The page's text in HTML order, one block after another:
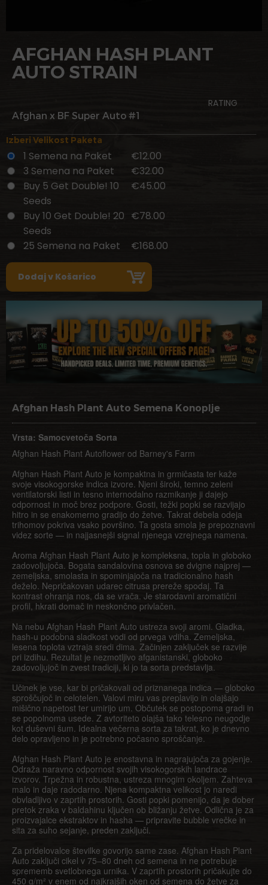
AFGHAN HASH PLANT
AUTO STRAIN
RATING
Afghan x BF Super Auto #1
Izberi Velikost Paketa
1 Semena na Paket
€12.00
3 Semena na Paket
€32.00
Buy 5 Get Double! 10
Seeds
€45.00
Buy 10 Get Double! 20
Seeds
€78.00
25 Semena na Paket €168.00
Afghan Hash Plant Auto Semena Konoplje
Vrsta: Samocvetoča Sorta
Afghan Hash Plant Autoflower od Barney's Farm
Afghan Hash Plant Auto je kompaktna in grmičasta ter kaže
svoje visokogorske indica izvore. Njeni široki, temno zeleni
ventilatorski listi in tesno internodalno razmikanje ji dajejo
odpornost in moč brez podpore. Gosti, težki popki se razvijajo
hitro in se enakomerno gradijo do žetve. Takrat debela odeja
trihomov pokriva vsako površino. Ta gosta smola je prepoznavni
videz sorte — in najjasnejši signal njenega vzrejnega namena.
Aroma Afghan Hash Plant Auto je kompleksna, topla in globoko
zadovoljujoča. Bogata sandalovina osnova se dvigne najprej —
zemeljska, smolasta in spominjajoča na tradicionalno hash
deželo. Nepričakovan udarec citrusa prereže spodaj. Ta
kontrast ohranja nos, da se vrača. Je starodavni aromatični
profil, hkrati domač in neskončno privlačen.
Na nebu Afghan Hash Plant Auto ustreza svoji aromi. Gladka,
hash-u podobna sladkost vodi od prvega vdiha. Zemeljska,
lesena toplota vztraja sredi dima. Začinjen zaključek se razvije
pri izdihu. Rezultat je nezmotljivo afganistanski, globoko
zadovoljujoč in zvest tradiciji, ki jo ta sorta predstavlja.
Učinek je vse, kar bi pričakovali od priznanega indica — globoko
sproščujoč in celotelen. Valovi miru vas preplavijo in olajšajo
mišično napetost ter umirijo um. Občutek se postopoma gradi in
se popolnoma usede. Z avtoriteto olajša tako telesno neugodje
kot duševni šum. Idealna večerna sorta za takrat, ko je dnevno
delo opravljeno in je potrebno počasno sproščanje.
Afghan Hash Plant Auto je enostavna in nagrajujoča za gojenje.
Odraža naravno odpornost svojih visokogorskih landrace
izvorov. Trpežna in robustna, ustreza mnogim okoljem. Zahteva
malo in daje radodarno. Njena kompaktna velikost jo naredi
obvladljivo v zaprtih prostorih. Gosti popki pomenijo, da je dober
pretok zraka v baldahinu ključen ob bližanju žetve. Odlična je za
proizvajalce ekstraktov in hasha — pripravite bubble vrečke in
sita za suho sejanje, preden zaključi.
Za pridelovalce številke govorijo same zase. Afghan Hash Plant
Auto zaključi cikel v 75–80 dneh od semena in ne potrebuje
sprememb svetlobnega urnika. V zaprtih prostorih pričakujte do
450 g/m² v enem od najkrajših oken od semena do žetve za